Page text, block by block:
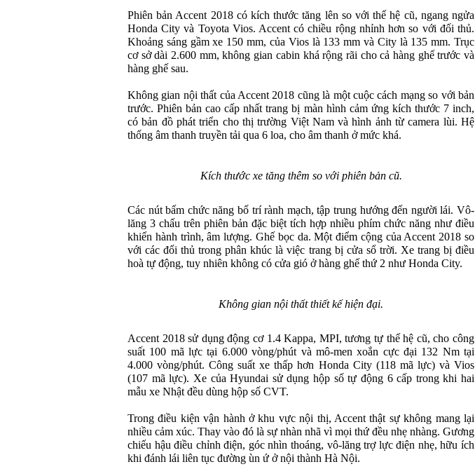
Phiên bản Accent 2018 có kích thước tăng lên so với thế hệ cũ, ngang ngửa
Honda City và Toyota Vios. Accent có chiều rộng nhỉnh hơn so với đối thủ.
Khoảng sáng gầm xe 150 mm, của Vios là 133 mm và City là 135 mm. Trục
cơ sở dài 2.600 mm, không gian cabin khá rộng rãi cho cả hàng ghế trước và
hàng ghế sau.
Không gian nội thất của Accent 2018 cũng là một cuộc cách mạng so với bản
trước. Phiên bản cao cấp nhất trang bị màn hình cảm ứng kích thước 7 inch,
có bản đồ phát triển cho thị trường Việt Nam và hình ảnh từ camera lùi. Hệ
thống âm thanh truyền tải qua 6 loa, cho âm thanh ở mức khá.
Kích thước xe tăng thêm so với phiên bản cũ.
Các nút bấm chức năng bố trí rành mạch, tập trung hướng đến người lái. Vô-
lăng 3 chấu trên phiên bản đặc biệt tích hợp nhiều phím chức năng như điều
khiển hành trình, âm lượng. Ghế bọc da. Một điểm cộng của Accent 2018 so
với các đối thủ trong phân khúc là việc trang bị cửa sổ trời. Xe trang bị điều
hoà tự động, tuy nhiên không có cửa gió ở hàng ghế thứ 2 như Honda City.
Không gian nội thất thiết kế hiện đại.
Accent 2018 sử dụng động cơ 1.4 Kappa, MPI, tương tự thế hệ cũ, cho công
suất 100 mã lực tại 6.000 vòng/phút và mô-men xoắn cực đại 132 Nm tại
4.000 vòng/phút. Công suất xe thấp hơn Honda City (118 mã lực) và Vios
(107 mã lực). Xe của Hyundai sử dụng hộp số tự động 6 cấp trong khi hai
mẫu xe Nhật đều dùng hộp số CVT.
Trong điều kiện vận hành ở khu vực nội thị, Accent thật sự không mang lại
nhiều cảm xúc. Thay vào đó là sự nhàn nhã vì mọi thứ đều nhẹ nhàng. Gương
chiếu hậu điều chỉnh điện, góc nhìn thoáng, vô-lăng trợ lực điện nhẹ, hữu ích
khi đánh lái liên tục đường ùn ứ ở nội thành Hà Nội.